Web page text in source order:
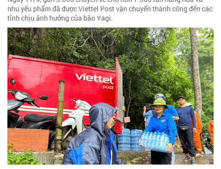
nhu yếu phẩm đã được Viettel Post vận chuyển thành công đến các
tỉnh chịu ảnh hưởng của bão Yagi.